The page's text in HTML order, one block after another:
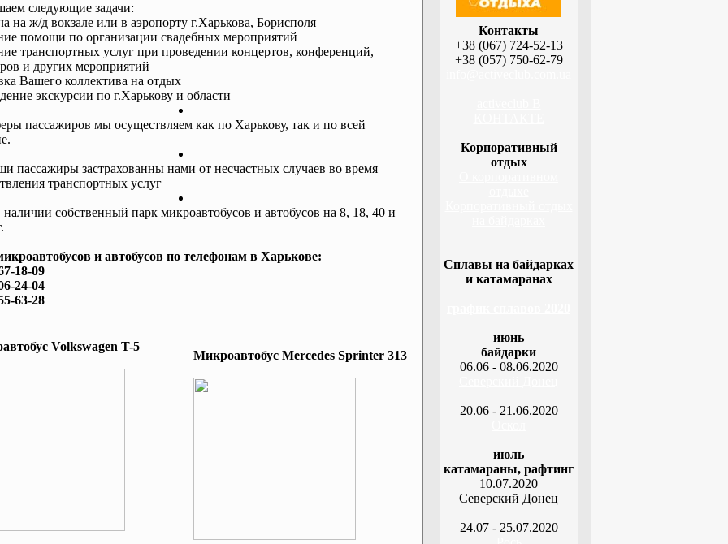
следующие задачи:
на ж/д вокзале или в аэропорту г.Харькова, Борисполя
помощи по организации свадебных мероприятий
транспортных услуг при проведении концертов, конференций,
и других мероприятий
Вашего коллектива на отдых
экскурсии по г.Харькову и области
пассажиров мы осуществляем как по Харькову, так и по всей
пассажиры застрахованны нами от несчастных случаев во время
транспортных услуг
собственный парк микроавтобусов и автобусов на 8, 18, 40 и
и автобусов по телефонам в Харькове:
18-09
24-04
63-28
Volkswagen T-5
Микроавтобус Mеrcedes Sprinter 313
Контакты
+38 (067) 724-52-13
+38 (057) 750-62-79
Корпоративный
отдых
Сплавы на байдарках
и катамаранах
июнь
байдарки
06.06 - 08.06.2020
20.06 - 21.06.2020
июль
катамараны, рафтинг
10.07.2020
Северский Донец
24.07 - 25.07.2020